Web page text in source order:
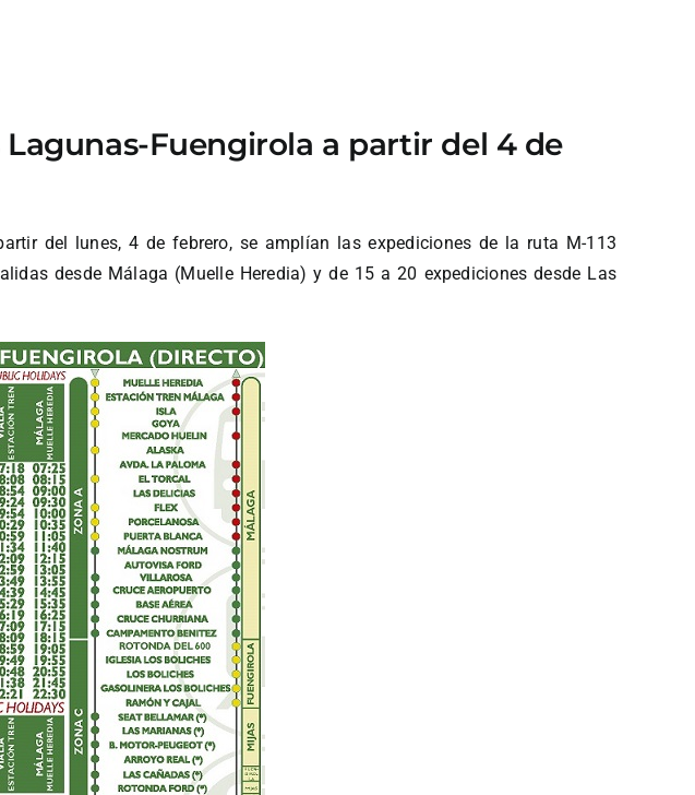
Lagunas-Fuengirola a partir del 4 de
del lunes, 4 de febrero, se amplían las expediciones de la ruta M-113
desde Málaga (Muelle Heredia) y de 15 a 20 expediciones desde Las